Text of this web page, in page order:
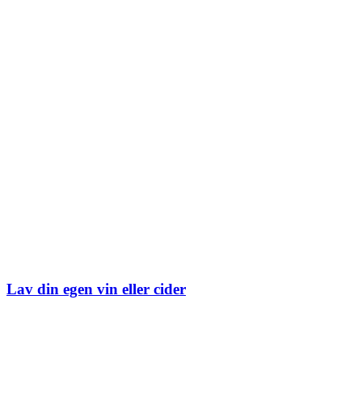
Lav din egen vin eller cider